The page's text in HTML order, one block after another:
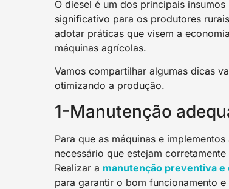
O diesel é um dos principais
significativo para os produtores
adotar práticas que visem a
máquinas agrícolas.
Vamos compartilhar algumas dicas
otimizando a produção.
1-Manutenção
Para que as máquinas e
necessário que estejam
Realizar a manutenção preventiva
para garantir o bom funcionamento